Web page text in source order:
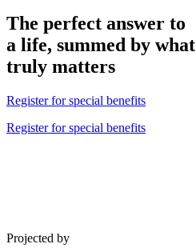
The perfect answer to
a life, summed by what
truly matters
Register for special benefits
Register for special benefits
Projected by